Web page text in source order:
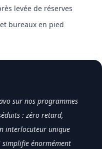
levée de réserves
bureaux en pied
sur nos programmes
: zéro retard,
interlocuteur unique
énormément